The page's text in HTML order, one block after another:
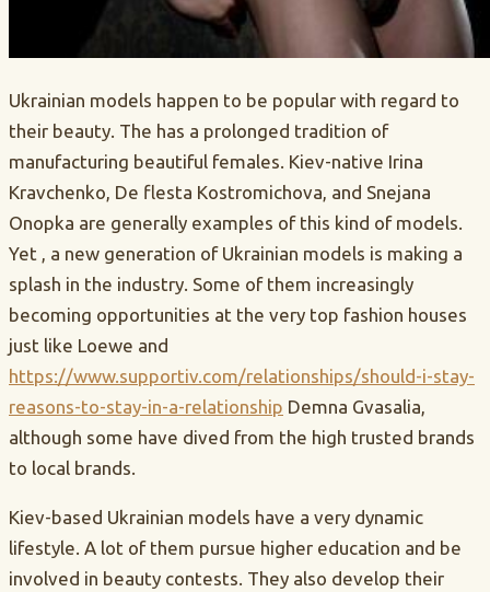
Ukrainian models happen to be popular with regard to
their beauty. The has a prolonged tradition of
manufacturing beautiful females. Kiev-native Irina
Kravchenko, De flesta Kostromichova, and Snejana
Onopka are generally examples of this kind of models.
Yet , a new generation of Ukrainian models is making a
splash in the industry. Some of them increasingly
becoming opportunities at the very top fashion houses
just like Loewe and
https://www.supportiv.com/relationships/should-i-stay-
reasons-to-stay-in-a-relationship Demna Gvasalia,
although some have dived from the high trusted brands
to local brands.
Kiev-based Ukrainian models have a very dynamic
lifestyle. A lot of them pursue higher education and be
involved in beauty contests. They also develop their